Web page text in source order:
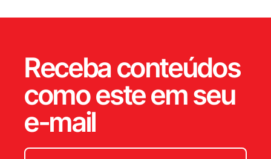
Receba conteúdos
como este em seu
e-mail